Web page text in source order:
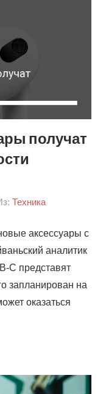
получат
Техника
аксессуары с
аналитик
C представят
запланирован на
оказаться